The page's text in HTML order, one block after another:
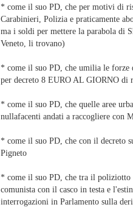
* come il suo PD, che per motivi di
Carabinieri, Polizia e praticamente
ma i soldi per mettere la parabola di
Veneto, li trovano)
* come il suo PD, che umilia le forze
per decreto 8 EURO AL GIORNO di
* come il suo PD, che quelle aree
nullafacenti andati a raccogliere con
* come il suo PD, che con il decreto
Pigneto
* come il suo PD, che tra il poliziotto
comunista con il casco in testa e
interrogazioni in Parlamento sulla